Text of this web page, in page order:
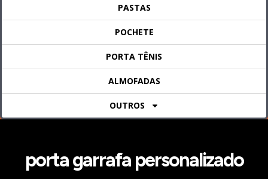
PASTAS
POCHETE
PORTA TÊNIS
ALMOFADAS
OUTROS
porta garrafa personalizado